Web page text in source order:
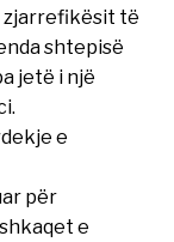
zjarrefikësit të
shtepisë
jetë i një
e
për
e